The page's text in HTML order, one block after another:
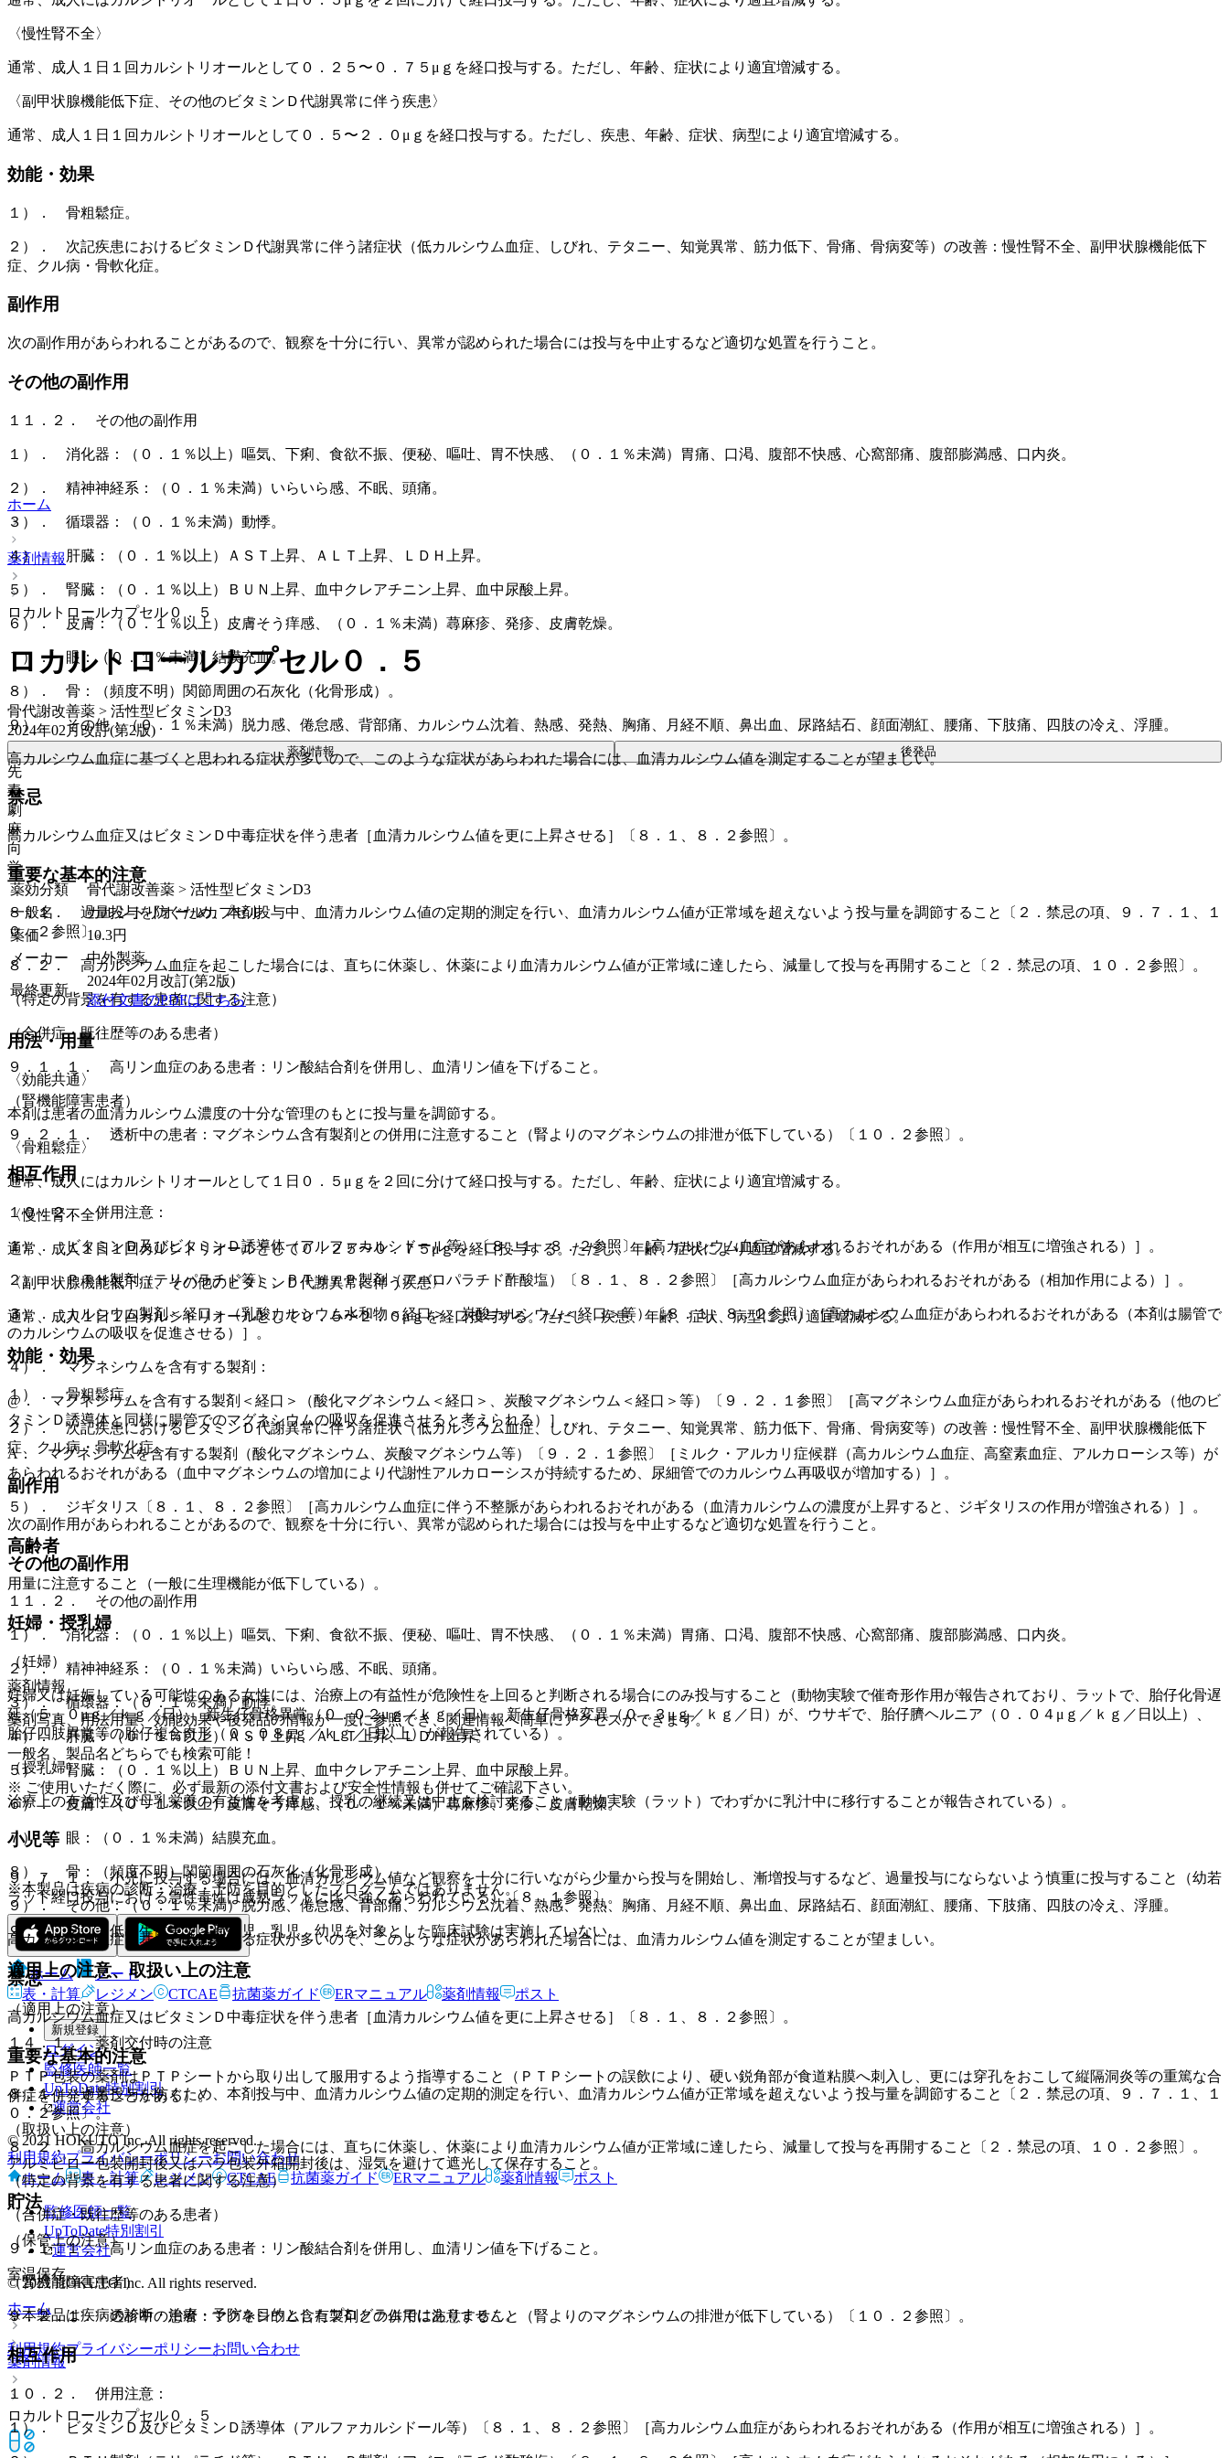
〈慢性腎不全〉
通常、成人１日１回カルシトリオールとして０．２５〜０．７５μｇを経口投与する。ただし、年齢、症状により適宜増減する。
〈副甲状腺機能低下症、その他のビタミンＤ代謝異常に伴う疾患〉
通常、成人１日１回カルシトリオールとして０．５〜２．０μｇを経口投与する。ただし、疾患、年齢、症状、病型により適宜増減する。
効能・効果
１）． 骨粗鬆症。
２）． 次記疾患におけるビタミンＤ代謝異常に伴う諸症状（低カルシウム血症、しびれ、テタニー、知覚異常、筋力低下、骨痛、骨病変等）の改善：慢性腎不全、副甲状腺機能低下
症、クル病・骨軟化症。
副作用
次の副作用があらわれることがあるので、観察を十分に行い、異常が認められた場合には投与を中止するなど適切な処置を行うこと。
その他の副作用
１１．２． その他の副作用
１）． 消化器：（０．１％以上）嘔気、下痢、食欲不振、便秘、嘔吐、胃不快感、（０．１％未満）胃痛、口渇、腹部不快感、心窩部痛、腹部膨満感、口内炎。
２）． 精神神経系：（０．１％未満）いらいら感、不眠、頭痛。
３）． 循環器：（０．１％未満）動悸。
４）． 肝臓：（０．１％以上）ＡＳＴ上昇、ＡＬＴ上昇、ＬＤＨ上昇。
５）． 腎臓：（０．１％以上）ＢＵＮ上昇、血中クレアチニン上昇、血中尿酸上昇。
６）． 皮膚：（０．１％以上）皮膚そう痒感、（０．１％未満）蕁麻疹、発疹、皮膚乾燥。
７）． 眼：（０．１％未満）結膜充血。
８）． 骨：（頻度不明）関節周囲の石灰化（化骨形成）。
９）． その他：（０．１％未満）脱力感、倦怠感、背部痛、カルシウム沈着、熱感、発熱、胸痛、月経不順、鼻出血、尿路結石、顔面潮紅、腰痛、下肢痛、四肢の冷え、浮腫。
高カルシウム血症に基づくと思われる症状が多いので、このような症状があらわれた場合には、血清カルシウム値を測定することが望ましい。
禁忌
高カルシウム血症又はビタミンＤ中毒症状を伴う患者［血清カルシウム値を更に上昇させる］〔８．１、８．２参照〕。
重要な基本的注意
８．１． 過量投与を防ぐため、本剤投与中、血清カルシウム値の定期的測定を行い、血清カルシウム値が正常域を超えないよう投与量を調節すること〔２．禁忌の項、９．７．１、１
０．２参照〕。
８．２． 高カルシウム血症を起こした場合には、直ちに休薬し、休薬により血清カルシウム値が正常域に達したら、減量して投与を再開すること〔２．禁忌の項、１０．２参照〕。
（特定の背景を有する患者に関する注意）
（合併症・既往歴等のある患者）
９．１．１． 高リン血症のある患者：リン酸結合剤を併用し、血清リン値を下げること。
（腎機能障害患者）
９．２．１． 透析中の患者：マグネシウム含有製剤との併用に注意すること（腎よりのマグネシウムの排泄が低下している）〔１０．２参照〕。
相互作用
１０．２． 併用注意：
１）． ビタミンＤ及びビタミンＤ誘導体（アルファカルシドール等）〔８．１、８．２参照〕［高カルシウム血症があらわれるおそれがある（作用が相互に増強される）］。
２）． ＰＴＨ製剤（テリパラチド等）、ＰＴＨｒＰ製剤（アバロパラチド酢酸塩）〔８．１、８．２参照〕［高カルシウム血症があらわれるおそれがある（相加作用による）］。
３）． カルシウム製剤＜経口＞（乳酸カルシウム水和物＜経口＞、炭酸カルシウム＜経口＞等）〔８．１、８．２参照〕［高カルシウム血症があらわれるおそれがある（本剤は腸管で
のカルシウムの吸収を促進させる）］。
４）． マグネシウムを含有する製剤：
@． マグネシウムを含有する製剤＜経口＞（酸化マグネシウム＜経口＞、炭酸マグネシウム＜経口＞等）〔９．２．１参照〕［高マグネシウム血症があらわれるおそれがある（他のビ
タミンＤ誘導体と同様に腸管でのマグネシウムの吸収を促進させると考えられる）］。
A． マグネシウムを含有する製剤（酸化マグネシウム、炭酸マグネシウム等）〔９．２．１参照〕［ミルク・アルカリ症候群（高カルシウム血症、高窒素血症、アルカローシス等）が
あらわれるおそれがある（血中マグネシウムの増加により代謝性アルカローシスが持続するため、尿細管でのカルシウム再吸収が増加する）］。
５）． ジギタリス〔８．１、８．２参照〕［高カルシウム血症に伴う不整脈があらわれるおそれがある（血清カルシウムの濃度が上昇すると、ジギタリスの作用が増強される）］。
高齢者
用量に注意すること（一般に生理機能が低下している）。
妊婦・授乳婦
（妊婦）
妊婦又は妊娠している可能性のある女性には、治療上の有益性が危険性を上回ると判断される場合にのみ投与すること（動物実験で催奇形作用が報告されており、ラットで、胎仔化骨遅
延（５．０μｇ／ｋｇ／日）、新生仔骨格異常（０．０２μｇ／ｋｇ／日）、新生仔骨格変異（０．３μｇ／ｋｇ／日）が、ウサギで、胎仔臍ヘルニア（０．０４μｇ／ｋｇ／日以上）、
胎仔四肢異常等の胎仔複合奇形（０．０８μｇ／ｋｇ／日以上）が報告されている）。
（授乳婦）
治療上の有益性及び母乳栄養の有益性を考慮し、授乳の継続又は中止を検討すること（動物実験（ラット）でわずかに乳汁中に移行することが報告されている）。
小児等
９．７．１． 小児に投与する場合には、血清カルシウム値など観察を十分に行いながら少量から投与を開始し、漸増投与するなど、過量投与にならないよう慎重に投与すること（幼若
ラット経口投与における急性毒性は成熟ラットに比べ強くあらわれている）〔８．１参照〕。
９．７．２． 低出生体重児、新生児、乳児、幼児を対象とした臨床試験は実施していない。
適用上の注意、取扱い上の注意
（適用上の注意）
１４．１． 薬剤交付時の注意
ＰＴＰ包装の薬剤はＰＴＰシートから取り出して服用するよう指導すること（ＰＴＰシートの誤飲により、硬い鋭角部が食道粘膜へ刺入し、更には穿孔をおこして縦隔洞炎等の重篤な合
併症を併発することがある）。
（取扱い上の注意）
アルミピロー包装開封後又はバラ包装外箱開封後は、湿気を避けて遮光して保存すること。
貯法
（保管上の注意）
室温保存。
ホーム
薬剤情報
ロカルトロールカプセル０．５
ホーム
薬剤情報
ロカルトロールカプセル０．５
ロカルトロールカプセル０．５
骨代謝改善薬 > 活性型ビタミンD3
2024年02月改訂(第2版)
薬剤情報 後発品
先
毒
劇
麻
向
覚
薬効分類
骨代謝改善薬 > 活性型ビタミンD3
一般名
カルシトリオールカプセル
薬価
10.3円
メーカー
中外製薬
最終更新
2024年02月改訂(第2版)
添付文書のPDFはこちら
用法・用量
〈効能共通〉
本剤は患者の血清カルシウム濃度の十分な管理のもとに投与量を調節する。
〈骨粗鬆症〉
通常、成人にはカルシトリオールとして１日０．５μｇを２回に分けて経口投与する。ただし、年齢、症状により適宜増減する。
〈慢性腎不全〉
通常、成人１日１回カルシトリオールとして０．２５〜０．７５μｇを経口投与する。ただし、年齢、症状により適宜増減する。
〈副甲状腺機能低下症、その他のビタミンＤ代謝異常に伴う疾患〉
通常、成人１日１回カルシトリオールとして０．５〜２．０μｇを経口投与する。ただし、疾患、年齢、症状、病型により適宜増減する。
効能・効果
１）． 骨粗鬆症。
２）． 次記疾患におけるビタミンＤ代謝異常に伴う諸症状（低カルシウム血症、しびれ、テタニー、知覚異常、筋力低下、骨痛、骨病変等）の改善：慢性腎不全、副甲状腺機能低下
症、クル病・骨軟化症。
副作用
次の副作用があらわれることがあるので、観察を十分に行い、異常が認められた場合には投与を中止するなど適切な処置を行うこと。
その他の副作用
１１．２． その他の副作用
１）． 消化器：（０．１％以上）嘔気、下痢、食欲不振、便秘、嘔吐、胃不快感、（０．１％未満）胃痛、口渇、腹部不快感、心窩部痛、腹部膨満感、口内炎。
２）． 精神神経系：（０．１％未満）いらいら感、不眠、頭痛。
３）． 循環器：（０．１％未満）動悸。
４）． 肝臓：（０．１％以上）ＡＳＴ上昇、ＡＬＴ上昇、ＬＤＨ上昇。
５）． 腎臓：（０．１％以上）ＢＵＮ上昇、血中クレアチニン上昇、血中尿酸上昇。
６）． 皮膚：（０．１％以上）皮膚そう痒感、（０．１％未満）蕁麻疹、発疹、皮膚乾燥。
７）． 眼：（０．１％未満）結膜充血。
８）． 骨：（頻度不明）関節周囲の石灰化（化骨形成）。
９）． その他：（０．１％未満）脱力感、倦怠感、背部痛、カルシウム沈着、熱感、発熱、胸痛、月経不順、鼻出血、尿路結石、顔面潮紅、腰痛、下肢痛、四肢の冷え、浮腫。
高カルシウム血症に基づくと思われる症状が多いので、このような症状があらわれた場合には、血清カルシウム値を測定することが望ましい。
禁忌
高カルシウム血症又はビタミンＤ中毒症状を伴う患者［血清カルシウム値を更に上昇させる］〔８．１、８．２参照〕。
重要な基本的注意
８．１． 過量投与を防ぐため、本剤投与中、血清カルシウム値の定期的測定を行い、血清カルシウム値が正常域を超えないよう投与量を調節すること〔２．禁忌の項、９．７．１、１
０．２参照〕。
８．２． 高カルシウム血症を起こした場合には、直ちに休薬し、休薬により血清カルシウム値が正常域に達したら、減量して投与を再開すること〔２．禁忌の項、１０．２参照〕。
（特定の背景を有する患者に関する注意）
（合併症・既往歴等のある患者）
９．１．１． 高リン血症のある患者：リン酸結合剤を併用し、血清リン値を下げること。
（腎機能障害患者）
９．２．１． 透析中の患者：マグネシウム含有製剤との併用に注意すること（腎よりのマグネシウムの排泄が低下している）〔１０．２参照〕。
相互作用
１０．２． 併用注意：
１）． ビタミンＤ及びビタミンＤ誘導体（アルファカルシドール等）〔８．１、８．２参照〕［高カルシウム血症があらわれるおそれがある（作用が相互に増強される）］。
薬剤情報
薬剤写真、用法用量、効能効果や後発品の情報が一度に参照でき、関連情報へ簡単にアクセスができます。
一般名、製品名どちらでも検索可能！
※ ご使用いただく際に、必ず最新の添付文書および安全性情報も併せてご確認下さい。
※本製品は疾病の診断・治療・予防を目的としたプログラムではありません。
ホーム
ノート
表・計算
レジメン CTCAE 抗菌薬ガイド ERマニュアル 薬剤情報 ポスト
新規登録
ログイン
監修医師一覧
UpToDate特別割引
運営会社
© 2021 HOKUTO Inc. All rights reserved.
利用規約プライバシーポリシーお問い合わせ
ホーム
表・計算 レジメン CTCAE 抗菌薬ガイド ERマニュアル 薬剤情報 ポスト
監修医師一覧
UpToDate特別割引
運営会社
© 2021 HOKUTO Inc. All rights reserved.
※本製品は疾病の診断・治療・予防を目的としたプログラムではありません。
利用規約プライバシーポリシーお問い合わせ